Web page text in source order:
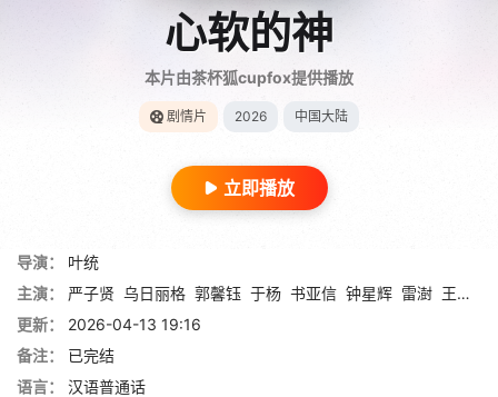
心软的神
本片由茶杯狐cupfox提供播放
剧情片 2026 中国大陆
立即播放
导演：
叶统
主演：
严子贤 乌日丽格 郭馨钰 于杨 书亚信 钟星辉 雷澍 王艺博
更新：
2026-04-13 19:16
备注：
已完结
语言：
汉语普通话